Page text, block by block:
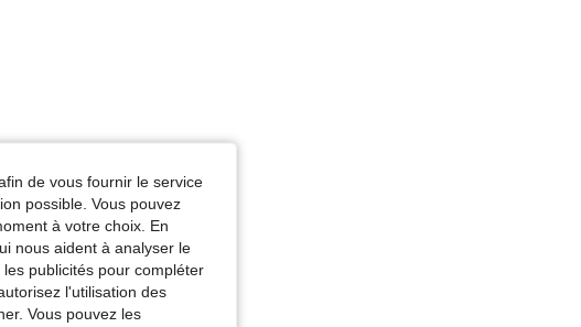
de vous fournir le service
possible. Vous pouvez
à votre choix. En
nous aident à analyser le
publicités pour compléter
l'utilisation des
Vous pouvez les